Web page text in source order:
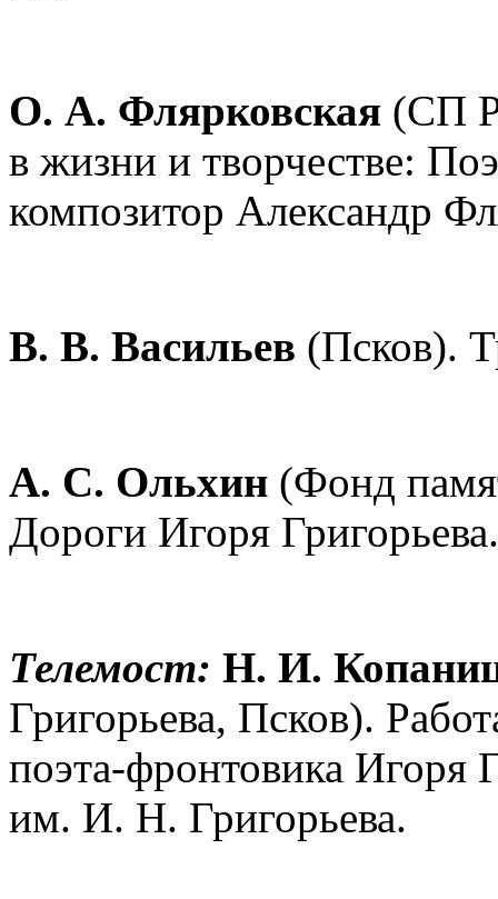
О. А. Флярковская (СП
в жизни и творчестве:
композитор Александр
В. В. Васильев (Псков).
А. С. Ольхин (Фонд
Дороги Игоря Григорьева.
Телемост: Н. И.
Григорьева, Псков).
поэта-фронтовика Игоря
им. И. Н. Григорьева.